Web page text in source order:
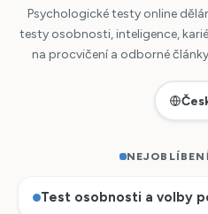
Psychologické testy online
testy osobnosti, inteligence,
na procvičení a odborné
Test osobnosti a volby